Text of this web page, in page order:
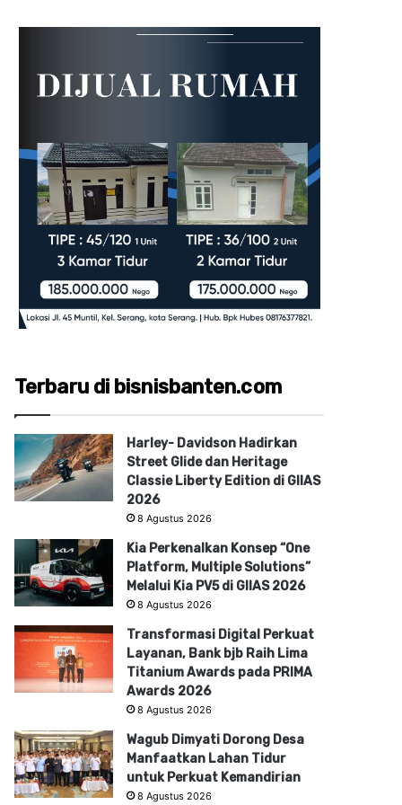
Terbaru di bisnisbanten.com
Harley- Davidson Hadirkan
Street Glide dan Heritage
Classie Liberty Edition di GIIAS
2026
8 Agustus 2026
Kia Perkenalkan Konsep “One
Platform, Multiple Solutions”
Melalui Kia PV5 di GIIAS 2026
8 Agustus 2026
Transformasi Digital Perkuat
Layanan, Bank bjb Raih Lima
Titanium Awards pada PRIMA
Awards 2026
8 Agustus 2026
Wagub Dimyati Dorong Desa
Manfaatkan Lahan Tidur
untuk Perkuat Kemandirian
8 Agustus 2026